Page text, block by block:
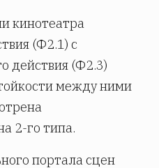
кинотеатра
(Ф2.1) с
действия (Ф2.3)
между ними
2-го типа.
портала сцен